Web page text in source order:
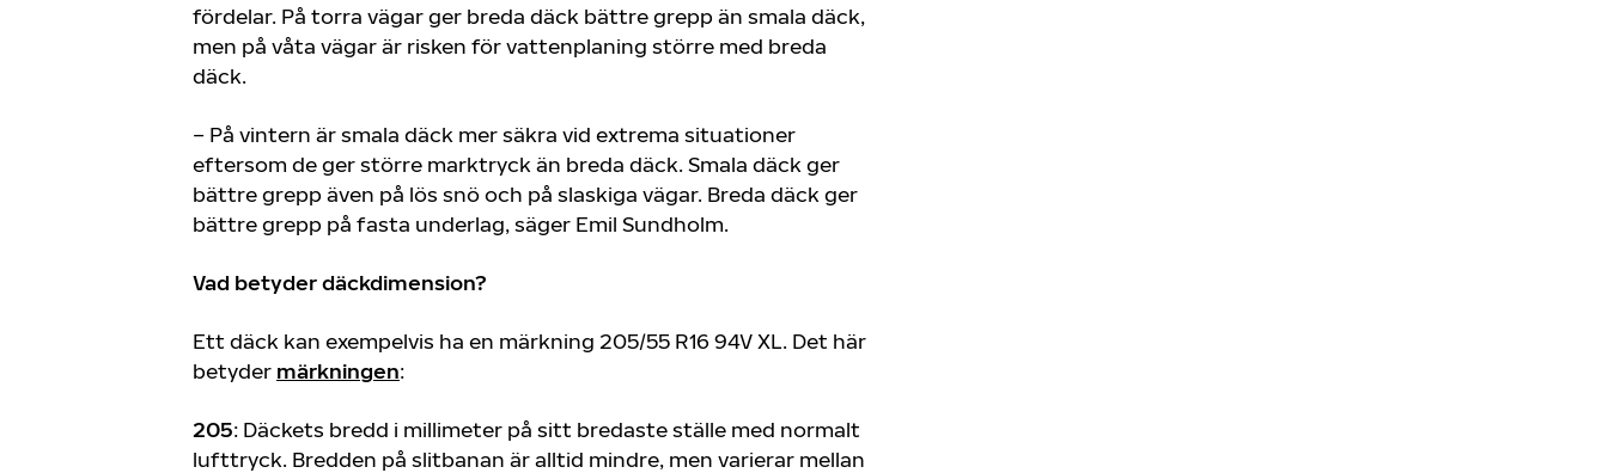
fördelar. På torra vägar ger breda däck bättre grepp än smala däck,
men på våta vägar är risken för vattenplaning större med breda
däck.
– På vintern är smala däck mer säkra vid extrema situationer
eftersom de ger större marktryck än breda däck. Smala däck ger
bättre grepp även på lös snö och på slaskiga vägar. Breda däck ger
bättre grepp på fasta underlag, säger Emil Sundholm.
Vad betyder däckdimension?
Ett däck kan exempelvis ha en märkning 205/55 R16 94V XL. Det här
betyder märkningen:
205: Däckets bredd i millimeter på sitt bredaste ställe med normalt
lufttryck. Bredden på slitbanan är alltid mindre, men varierar mellan